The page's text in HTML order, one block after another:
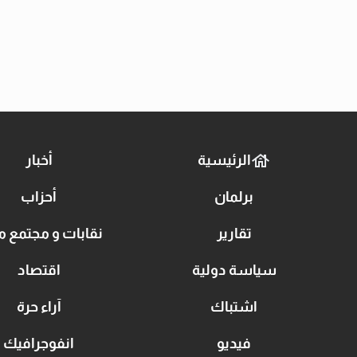
الرئيسية أخبار
برلمان أحزاب
تقارير نقابات و مجتمع
سياسة دولية اقتصاد
اشتباك آراء حرة
فيديو انفوجرافيك